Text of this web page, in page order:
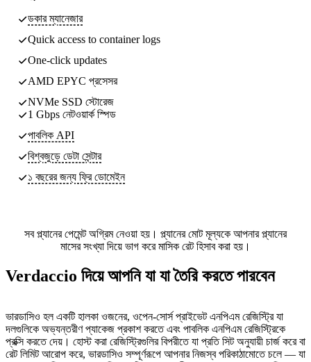
ডকার ম্যানেজার
Quick access to container logs
One-click updates
AMD EPYC প্রসেসর
NVMe SSD স্টোরেজ
1 Gbps নেটওয়ার্ক স্পিড
পাবলিক API
বিশ্বজুড়ে ডেটা সেন্টার
১ বছরের জন্য ফ্রি ডোমেইন
সব প্ল্যানের পেমেন্ট অগ্রিম নেওয়া হয়। প্ল্যানের মোট মূল্যকে আপনার প্ল্যানের
মাসের সংখ্যা দিয়ে ভাগ করে মাসিক রেট হিসাব করা হয়।
Verdaccio দিয়ে আপনি যা যা তৈরি করতে পারবেন
ভারডাসিও হল একটি হালকা ওজনের, ওপেন-সোর্স প্রাইভেট এনপিএম রেজিস্ট্রি যা
দলগুলিকে অভ্যন্তরীণ প্যাকেজ প্রকাশ করতে এবং পাবলিক এনপিএম রেজিস্ট্রিকে
প্রক্সি করতে দেয়। হোস্ট করা রেজিস্ট্রিগুলির বিপরীতে যা প্রতি সিট অনুযায়ী চার্জ করে বা
রেট লিমিট আরোপ করে, ভারডাসিও সম্পূর্ণরূপে আপনার নিজস্ব পরিকাঠামোতে চলে — যা